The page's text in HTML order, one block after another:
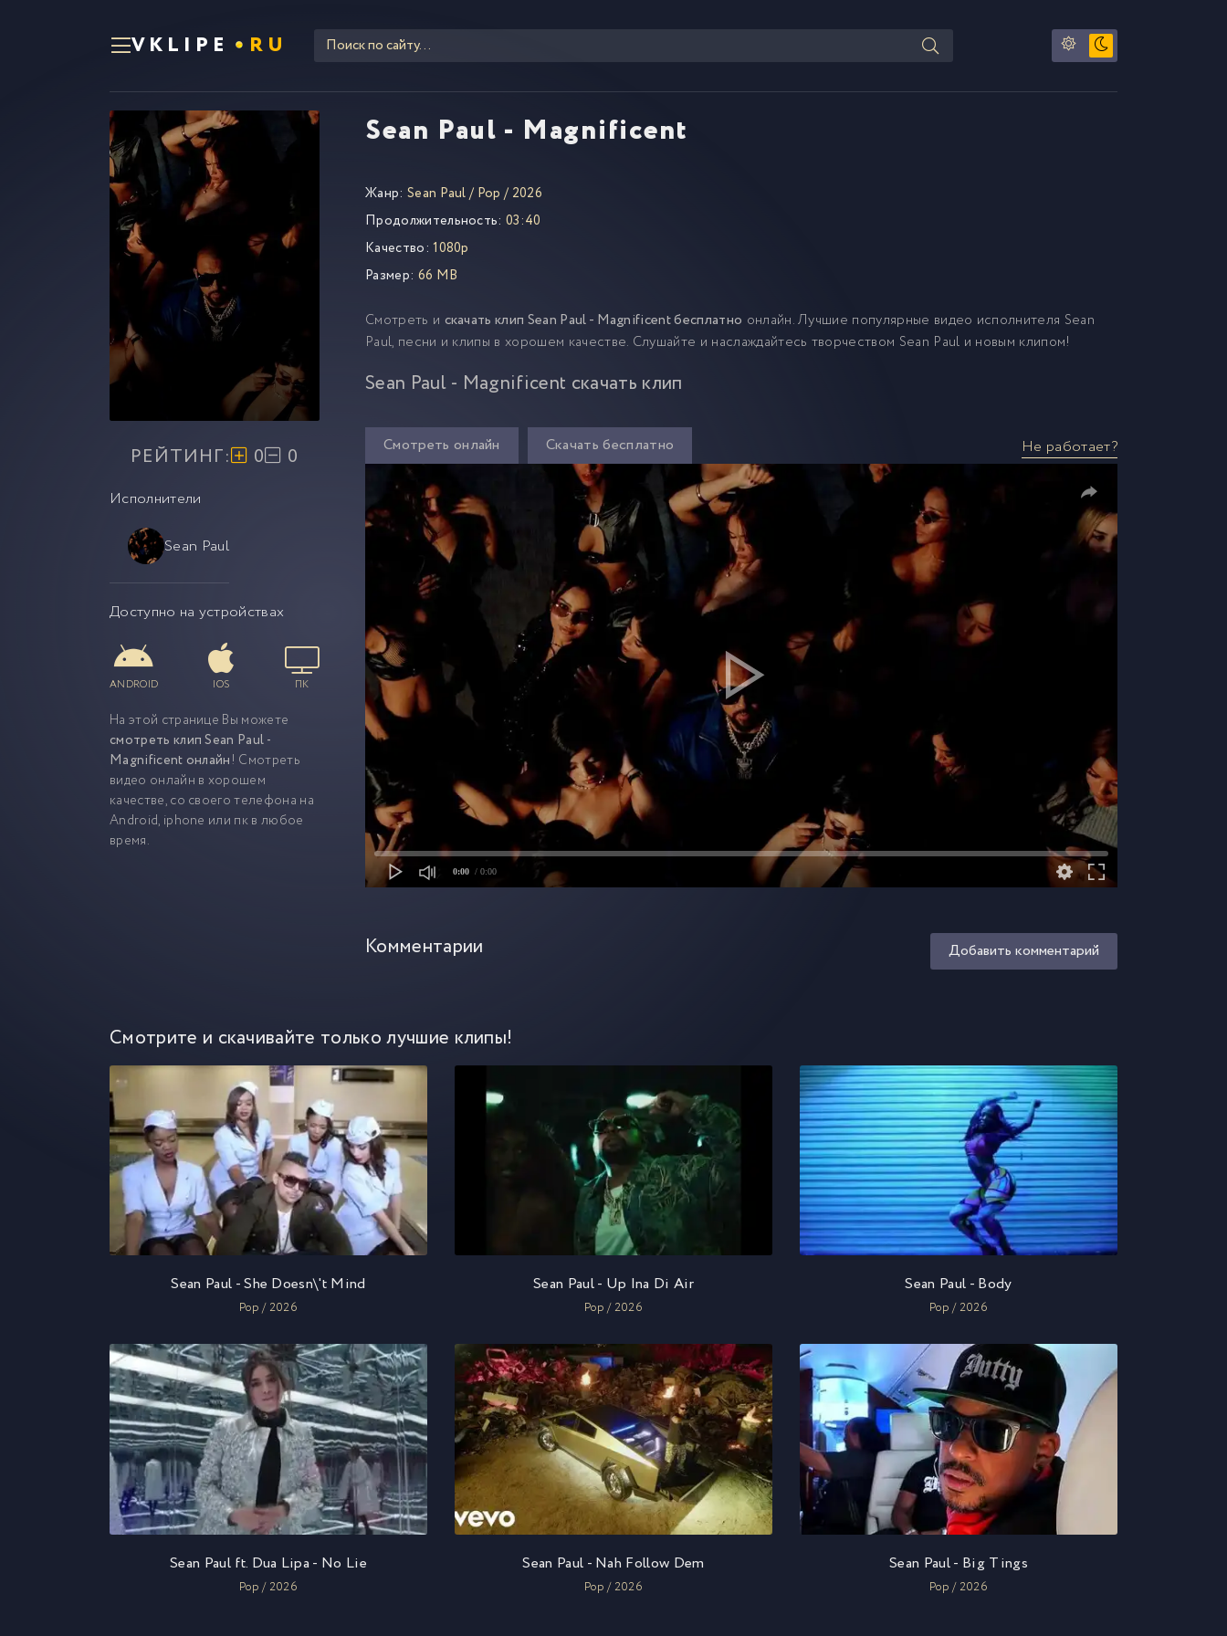
VKLIPE RU
Sean Paul - Magnificent
РЕЙТИНГ: 0 0
Исполнители
Sean Paul
Доступно на устройствах
ANDROID IOS ПК
На этой странице Вы можете
смотреть клип Sean Paul -
Magnificent онлайн! Смотреть
видео онлайн в хорошем
качестве, со своего телефона на
Android, iphone или пк в любое
время.
Жанр: Sean Paul/ Pop / 2026
Продолжительность: 03:40
Качество: 1080p
Размер: 66 MB
Смотреть и скачать клип Sean Paul - Magnificent бесплатно онлайн. Лучшие популярные видео исполнителя Sean
Paul, песни и клипы в хорошем качестве. Слушайте и наслаждайтесь творчеством Sean Paul и новым клипом!
Sean Paul - Magnificent скачать клип
Смотреть онлайн Скачать бесплатно Не работает?
0:00 / 0:00
Комментарии Добавить комментарий
Смотрите и скачивайте только лучшие клипы!
Sean Paul - She Doesn\'t Mind
Pop / 2026
Sean Paul - Up Ina Di Air
Pop / 2026
Sean Paul - Body
Pop / 2026
Sean Paul ft. Dua Lipa - No Lie
Pop / 2026
Sean Paul - Nah Follow Dem
Pop / 2026
Sean Paul - Big Tings
Pop / 2026